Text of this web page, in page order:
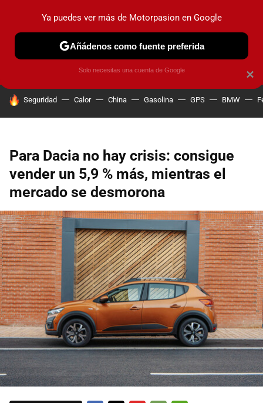
PRUEBAS COCHES ELÉCTRICOS OBSERVATORIO
HOY SE HABLA DE
Seguridad Calor China Gasolina GPS BMW
Para Dacia no hay crisis: consigue
vender un 5,9 % más, mientras el
mercado se desmorona
×
Ya puedes ver más de Motorpasion en Google
Añádenos como fuente preferida
Solo necesitas una cuenta de Google